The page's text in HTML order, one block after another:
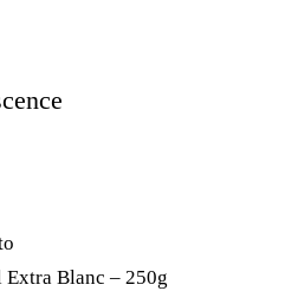
Extra Blanc – 250g